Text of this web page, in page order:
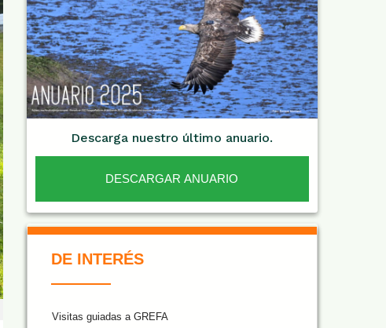
Descarga nuestro último anuario.
DESCARGAR ANUARIO
DE INTERÉS
Visitas guiadas a GREFA